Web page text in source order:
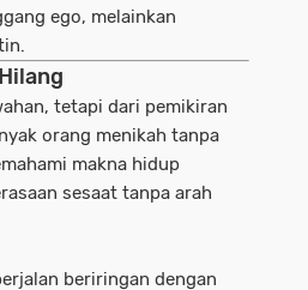
ego, melainkan
tetapi dari pemikiran
orang menikah tanpa
makna hidup
sesaat tanpa arah
beriringan dengan